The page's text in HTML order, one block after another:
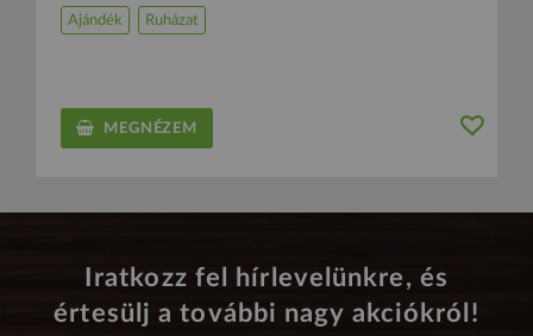
Ajándék Ruházat
MEGNÉZEM
Iratkozz fel hírlevelünkre, és
értesülj a további nagy akciókról!